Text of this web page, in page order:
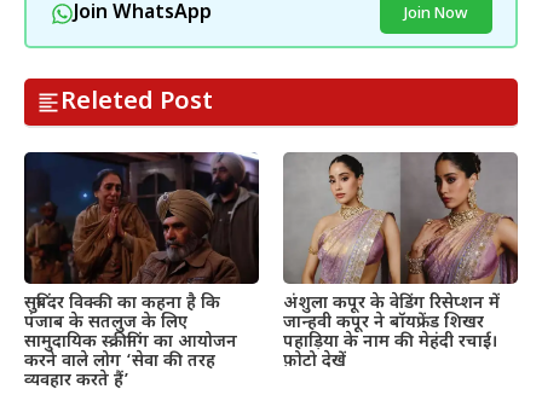
Join WhatsApp Join Now
Releted Post
सुबिंदर विक्की का कहना है कि
पंजाब के सतलुज के लिए
सामुदायिक स्क्रीनिंग का आयोजन
करने वाले लोग ‘सेवा की तरह
व्यवहार करते हैं’
अंशुला कपूर के वेडिंग रिसेप्शन में
जान्हवी कपूर ने बॉयफ्रेंड शिखर
पहाड़िया के नाम की मेहंदी रचाई।
फ़ोटो देखें